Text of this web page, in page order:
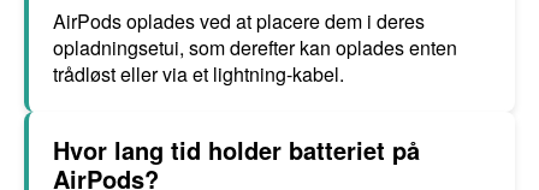
AirPods oplades ved at placere dem i deres
opladningsetui, som derefter kan oplades enten
trådløst eller via et lightning-kabel.
Hvor lang tid holder batteriet på
AirPods?